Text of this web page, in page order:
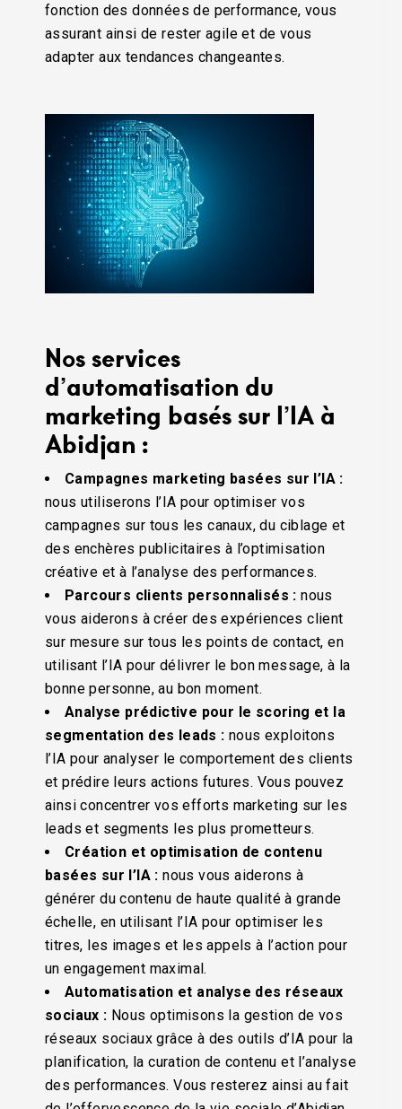
fonction des données de performance, vous
assurant ainsi de rester agile et de vous
adapter aux tendances changeantes.
Nos services
d’automatisation du
marketing basés sur l’IA à
Abidjan :
Campagnes marketing basées sur l’IA :
nous utiliserons l’IA pour optimiser vos
campagnes sur tous les canaux, du ciblage et
des enchères publicitaires à l’optimisation
créative et à l’analyse des performances.
Parcours clients personnalisés :nous
vous aiderons à créer des expériences client
sur mesure sur tous les points de contact, en
utilisant l’IA pour délivrer le bon message, à la
bonne personne, au bon moment.
Analyse prédictive pour le scoring et la
segmentation des leads : nous exploitons
l’IA pour analyser le comportement des clients
et prédire leurs actions futures. Vous pouvez
ainsi concentrer vos efforts marketing sur les
leads et segments les plus prometteurs.
Création et optimisation de contenu
basées sur l’IA :nous vous aiderons à
générer du contenu de haute qualité à grande
échelle, en utilisant l’IA pour optimiser les
titres, les images et les appels à l’action pour
un engagement maximal.
Automatisation et analyse des réseaux
sociaux : Nous optimisons la gestion de vos
réseaux sociaux grâce à des outils d’IA pour la
planification, la curation de contenu et l’analyse
des performances. Vous resterez ainsi au fait